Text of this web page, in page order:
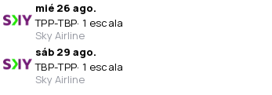
mié 26 ago.
TPP-TBP· 1 escala
Sky Airline
sáb 29 ago.
TBP-TPP· 1 escala
Sky Airline